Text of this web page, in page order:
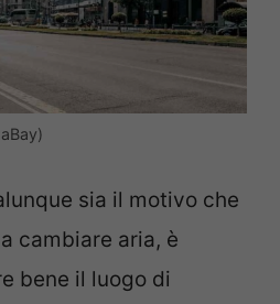
sia il motivo che
cambiare aria, è
bene il luogo di